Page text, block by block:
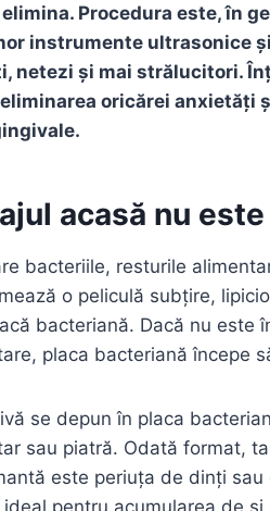
Procedura este, în
instrumente ultrasonice
netezi și mai strălucitori.
oricărei anxietăți
acasă nu
bacteriile, resturile
o peliculă subțire,
bacteriană. Dacă nu este
placa bacteriană începe
se depun în placa
sau piatră. Odată format,
este periuța de dinți sau
pentru acumularea de și